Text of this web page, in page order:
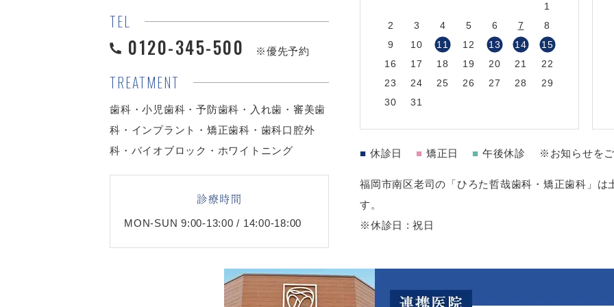
TEL
0120-345-500 ※優先予約
TREATMENT
歯科・小児歯科・予防歯科・入れ歯・審美歯
科・インプラント・矯正歯科・歯科口腔外
科・バイオブロック・ホワイトニング
診療時間
MON-SUN 9:00-13:00 / 14:00-18:00
1
2
3 4 5 6 7
8
9
10 11 12 13 14
15
16
17 18 19 20 21
22
23
24 25 26 27 28
29
30
31
■ 休診日 ■ 矯正日 ■ 午後休診 ※お知らせを
福岡市南区老司の「ひろた哲哉歯科・矯正歯科」
す。
※休診日 : 祝日